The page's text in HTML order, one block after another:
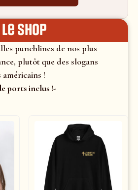
le shop
punchlines de nos plus
plutôt que des slogans
américains !
ports inclus !-